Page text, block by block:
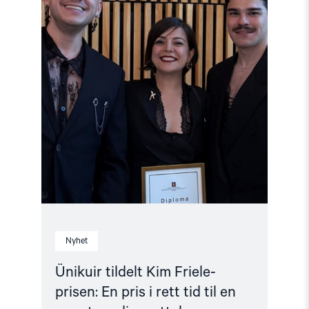
Nyhet
Ünikuir tildelt Kim Friele-
prisen: En pris i rett tid til en
En
pris
i
rett
tid
til
en
svært
verdig
mottaker"